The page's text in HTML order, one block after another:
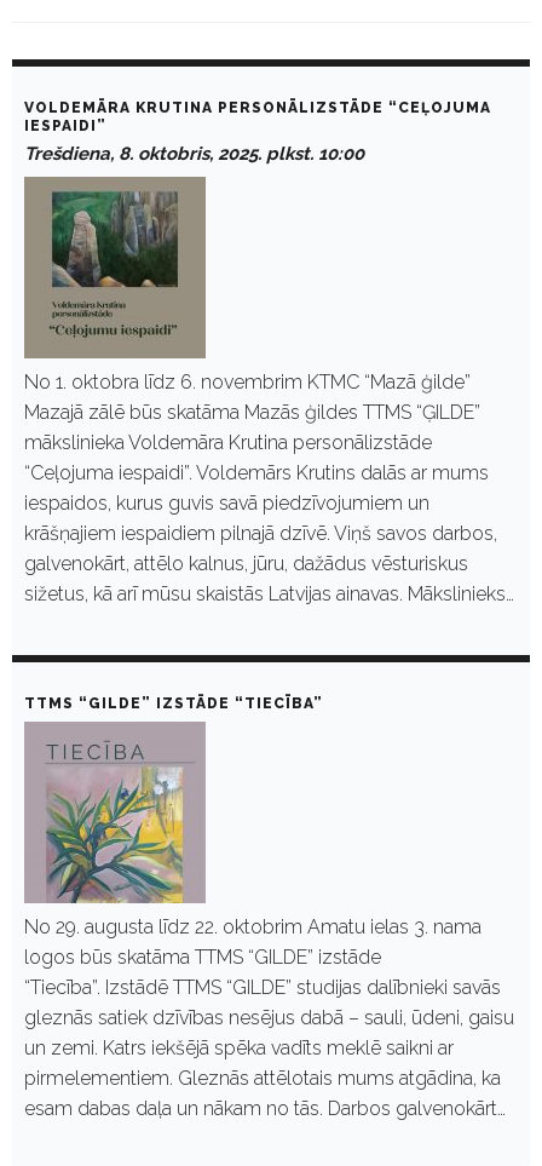
aVOLDEMĀRA KRUTINA PERSONĀLIZSTĀDE “CEĻOJUMA
IESPAIDI”
Trešdiena, 8. oktobris, 2025. plkst. 10:00
No 1. oktobra līdz 6. novembrim KTMC “Mazā ģilde”
Mazajā zālē būs skatāma Mazās ģildes TTMS “ĢILDE”
mākslinieka Voldemāra Krutina personālizstāde
“Ceļojuma iespaidi”. Voldemārs Krutins dalās ar mums
iespaidos, kurus guvis savā piedzīvojumiem un
krāšņajiem iespaidiem pilnajā dzīvē. Viņš savos darbos,
galvenokārt, attēlo kalnus, jūru, dažādus vēsturiskus
sižetus, kā arī mūsu skaistās Latvijas ainavas. Mākslinieks…
TTMS “GILDE” IZSTĀDE “TIECĪBA”
No 29. augusta līdz 22. oktobrim Amatu ielas 3. nama
logos būs skatāma TTMS “GILDE” izstāde
“Tiecība”. Izstādē TTMS “GILDE” studijas dalībnieki savās
gleznās satiek dzīvības nesējus dabā – sauli, ūdeni, gaisu
un zemi. Katrs iekšējā spēka vadīts meklē saikni ar
pirmelementiem. Gleznās attēlotais mums atgādina, ka
esam dabas daļa un nākam no tās. Darbos galvenokārt…